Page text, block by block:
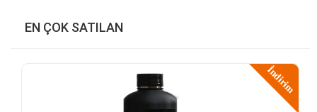
EN ÇOK SATILAN
İndirim